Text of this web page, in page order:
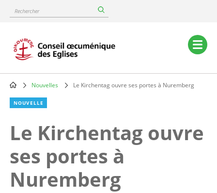
content
Rechercher
Main
navigation
Breadcrumb
Nouvelles Le Kirchentag ouvre ses portes à Nuremberg
NOUVELLE
Le Kirchentag ouvre
ses portes à
Nuremberg